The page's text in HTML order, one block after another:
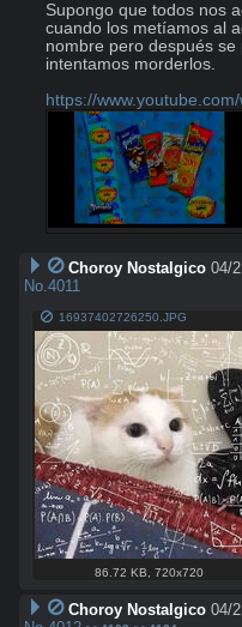
Supongo que todos nos
cuando los metíamos al
nombre pero después
intentamos morderlos.
https://
Choroy Nostalgico 04/
No.4011
16937402726250.JPG
86.72 KB 720x720
Choroy Nostalgico 04/